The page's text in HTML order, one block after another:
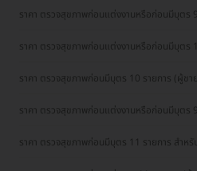
ราคา ตรวจสุขภาพก่อนแต่งงานหรือก่อนมีบุตร
ราคา ตรวจสุขภาพก่อนแต่งงานหรือก่อนมีบุตร
ราคา ตรวจสุขภาพก่อนมีบุตร 10 รายการ (ผู้ชา
ราคา ตรวจสุขภาพก่อนแต่งงานหรือก่อนมีบุตร
ราคา ตรวจสุขภาพก่อนมีบุตร 11 รายการ สำห